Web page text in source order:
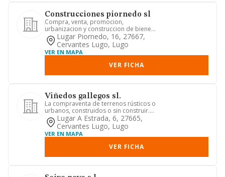
Construcciones piornedo sl
Compra, venta, promocion,
urbanizacion y construccion de bienes
inmuebles reparacion, rehabilitacio...
Lugar Piornedo, 16, 27667,
Cervantes Lugo, Lugo
VER EN MAPA
VER FICHA
Viñedos gallegos sl.
La compraventa de terrenos rústicos o
urbanos, construidos o sin construir.
código de clasificación...
Lugar A Estrada, 6, 27665,
Cervantes Lugo, Lugo
VER EN MAPA
VER FICHA